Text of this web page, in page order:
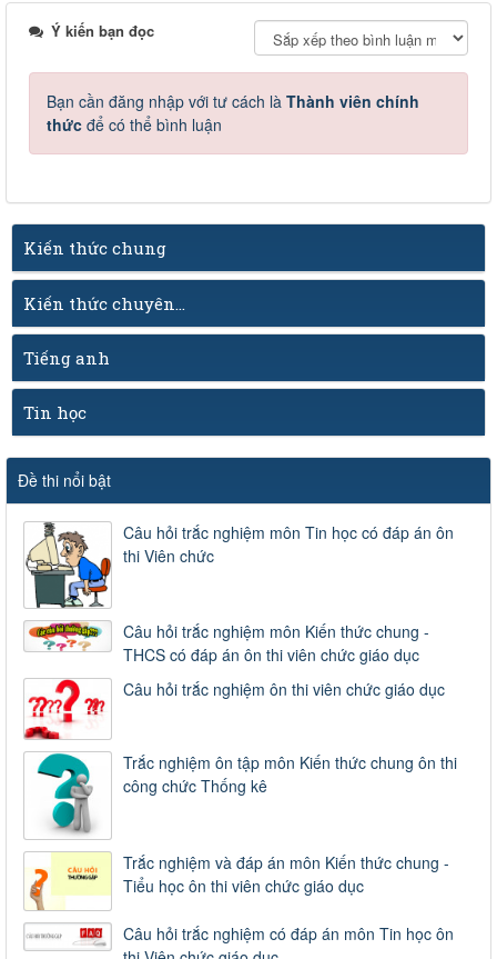
Ý kiến bạn đọc
Bạn cần đăng nhập với tư cách là Thành viên chính
thức để có thể bình luận
Kiến thức chung
Kiến thức chuyên...
Tiếng anh
Tin học
Đề thi nổi bật
Câu hỏi trắc nghiệm môn Tin học có đáp án ôn
thi Viên chức
Câu hỏi trắc nghiệm môn Kiến thức chung -
THCS có đáp án ôn thi viên chức giáo dục
Câu hỏi trắc nghiệm ôn thi viên chức giáo dục
Trắc nghiệm ôn tập môn Kiến thức chung ôn thi
công chức Thống kê
Trắc nghiệm và đáp án môn Kiến thức chung -
Tiểu học ôn thi viên chức giáo dục
Câu hỏi trắc nghiệm có đáp án môn Tin học ôn